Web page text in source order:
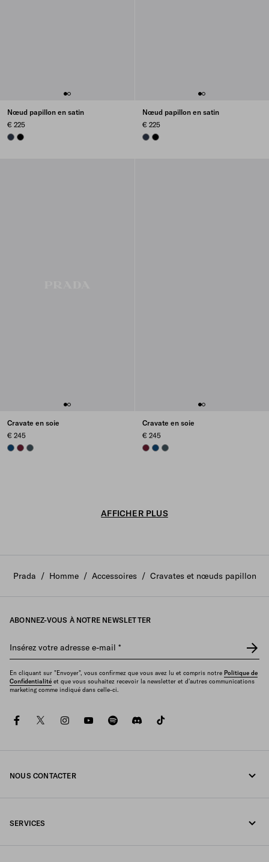
Nœud papillon en satin
€ 225
NAVYBLACK
Nœud papillon en satin
€ 225
NAVYBLACK
Cravate en soie
€ 245
NAVYGARNETBOTTLE GREEN
Cravate en soie
€ 245
GARNET
NAVYBOTTLE GREEN
AFFICHER PLUS
Prada / Homme / Accessoires / Cravates et nœuds papillon
ABONNEZ-VOUS À NOTRE NEWSLETTER
Insérez votre adresse e-mail *
En cliquant sur "Envoyer", vous confirmez que vous avez lu et compris notre Politique de
Confidentialité et que vous souhaitez recevoir la newsletter et d'autres communications
marketing comme indiqué dans celle-ci.
facebooktwitterinstagramyoutubespotifydiscord
NOUS CONTACTER
SERVICES